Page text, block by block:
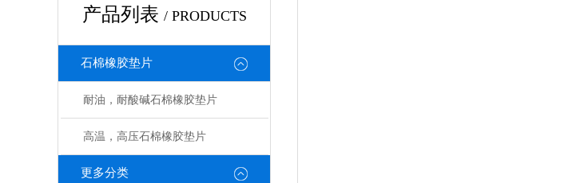
产品列表 / PRODUCTS
石棉橡胶垫片
耐油，耐酸碱石棉橡胶垫片
高温，高压石棉橡胶垫片
更多分类